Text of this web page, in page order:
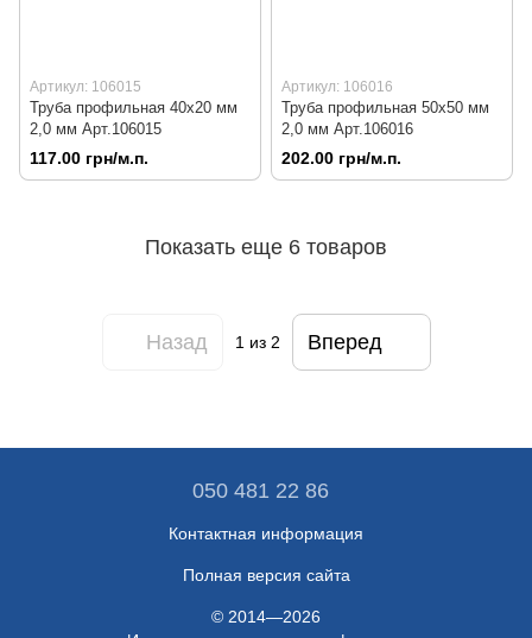
Артикул: 106015
Труба профильная 40х20 мм
2,0 мм Арт.106015
117.00 грн/м.п.
Артикул: 106016
Труба профильная 50х50 мм
2,0 мм Арт.106016
202.00 грн/м.п.
Показать еще 6 товаров
Назад 1из 2 Вперед
050 481 22 86
Контактная информация
Полная версия сайта
© 2014—2026